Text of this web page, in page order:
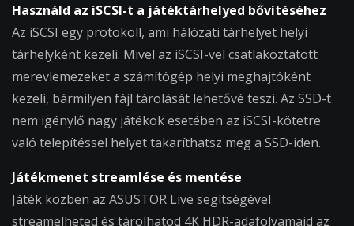
Használd az iSCSI-t a játéktárhelyed bővítéséhez
Az iSCSI egy protokoll, ami hálózati tárhelyet helyi
tárhelyként kezeli. Mivel az iSCSI-vel csatlakoztatott
merevlemezeket a számítógép helyi meghajtóként
kezeli, bármilyen fájl tárolását lehetővé teszi. Az SSD-t
nem igénylő nagy játékok esetében az iSCSI-kötetre
való telepítéssel helyet takaríthatsz meg a SSD-iden.
Játékmenet streamlése és mentése
Játék közben az ASUSTOR Live segítségével
streamelheted és tárolhatod 4K HDR-adafolyamaid az